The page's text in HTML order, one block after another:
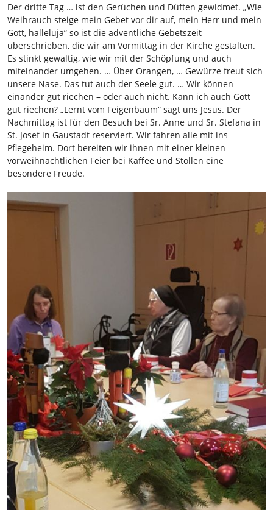
Der dritte Tag … ist den Gerüchen und Düften gewidmet. „Wie
Weihrauch steige mein Gebet vor dir auf, mein Herr und mein
Gott, halleluja“ so ist die adventliche Gebetszeit
überschrieben, die wir am Vormittag in der Kirche gestalten.
Es stinkt gewaltig, wie wir mit der Schöpfung und auch
miteinander umgehen. … Über Orangen, … Gewürze freut sich
unsere Nase. Das tut auch der Seele gut. … Wir können
einander gut riechen – oder auch nicht. Kann ich auch Gott
gut riechen? „Lernt vom Feigenbaum“ sagt uns Jesus. Der
Nachmittag ist für den Besuch bei Sr. Anne und Sr. Stefana in
St. Josef in Gaustadt reserviert. Wir fahren alle mit ins
Pflegeheim. Dort bereiten wir ihnen mit einer kleinen
vorweihnachtlichen Feier bei Kaffee und Stollen eine
besondere Freude.